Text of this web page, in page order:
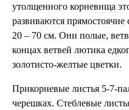
утолщенного корневища
развиваются
20 – 70 см. Они полые,
концах ветвей лютика
золотисто-желтые цветки.
Прикорневые листья 5-7-
черешках. Стеблевые